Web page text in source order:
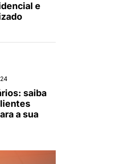
e
saiba
a sua